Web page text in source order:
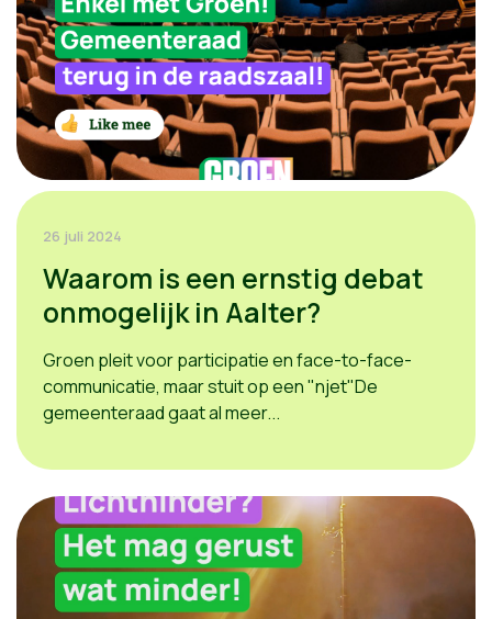
26 juli 2024
Waarom is een ernstig debat
onmogelijk in Aalter?
Groen pleit voor participatie en face-to-face-
communicatie, maar stuit op een "njet"De
gemeenteraad gaat al meer...